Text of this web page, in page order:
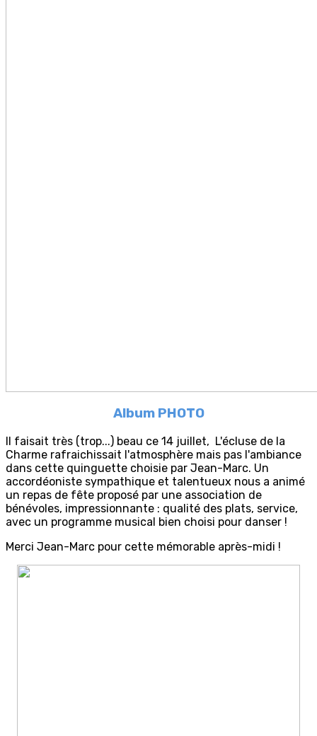
Album PHOTO
Il faisait très (trop...) beau ce 14 juillet, L'écluse de la
Charme rafraichissait l'atmosphère mais pas l'ambiance
dans cette quinguette choisie par Jean-Marc. Un
accordéoniste sympathique et talentueux nous a animé
un repas de fête proposé par une association de
bénévoles, impressionnante : qualité des plats, service,
avec un programme musical bien choisi pour danser !
Merci Jean-Marc pour cette mémorable après-midi !